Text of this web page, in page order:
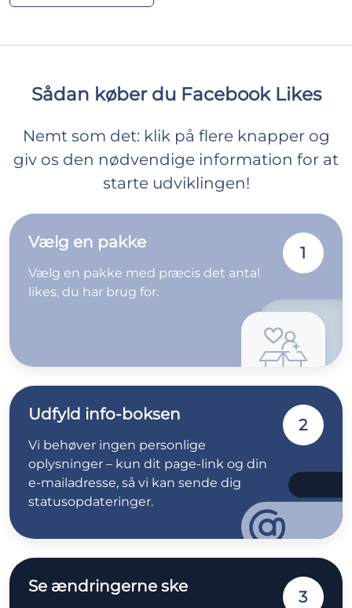
Sådan køber du Facebook Likes
Nemt som det: klik på flere knapper og
giv os den nødvendige information for at
starte udviklingen!
Vælg en pakke
Vælg en pakke med præcis det antal
likes, du har brug for.
1
Udfyld info-boksen
Vi behøver ingen personlige
oplysninger – kun dit page-link og din
e-mailadresse, så vi kan sende dig
statusopdateringer.
2
Se ændringerne ske
3